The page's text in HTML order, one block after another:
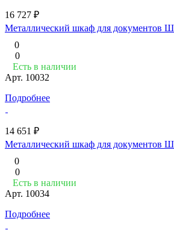
16 727 ₽
Металлический шкаф для документов
0
0
Есть в наличии
Арт. 10032
Подробнее
14 651 ₽
Металлический шкаф для документов
0
0
Есть в наличии
Арт. 10034
Подробнее